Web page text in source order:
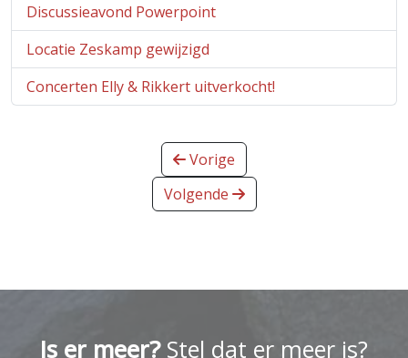
Discussieavond Powerpoint
Locatie Zeskamp gewijzigd
Concerten Elly & Rikkert uitverkocht!
Vorige
Volgende
Is er meer?Stel dat er meer is?